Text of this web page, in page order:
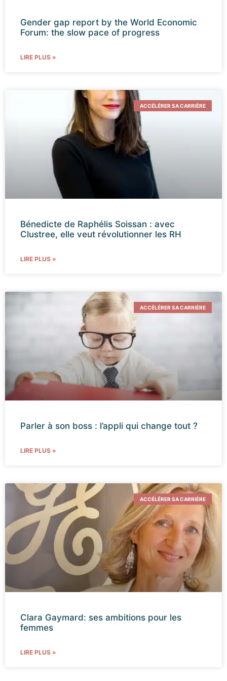
Gender gap report by the World Economic
Forum: the slow pace of progress
LIRE PLUS »
ACCÉLÉRER SA CARRIÈRE
Bénedicte de Raphélis Soissan : avec
Clustree, elle veut révolutionner les RH
LIRE PLUS »
ACCÉLÉRER SA CARRIÈRE
Parler à son boss : l’appli qui change tout ?
LIRE PLUS »
ACCÉLÉRER SA CARRIÈRE
Clara Gaymard: ses ambitions pour les
femmes
LIRE PLUS »